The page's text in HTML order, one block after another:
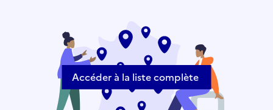
Accéder à la liste complète